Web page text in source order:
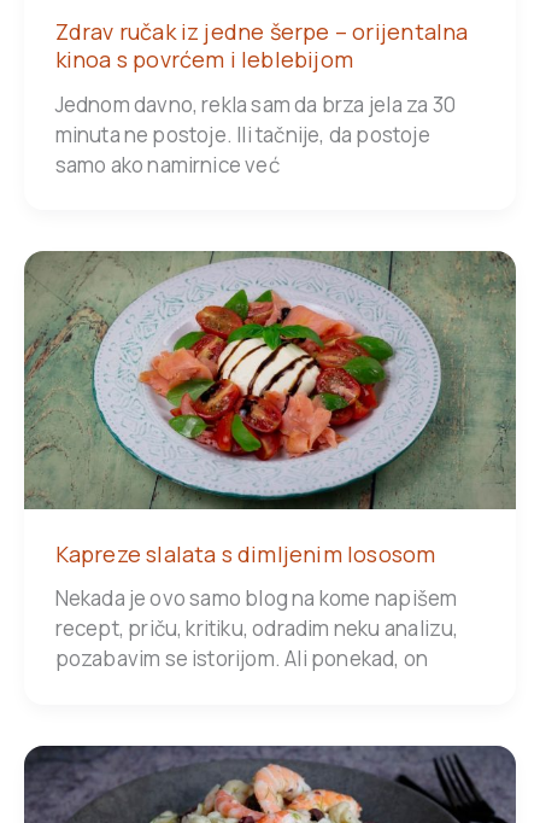
Zdrav ručak iz jedne šerpe – orijentalna
kinoa s povrćem i leblebijom
Jednom davno, rekla sam da brza jela za 30
minuta ne postoje. Ili tačnije, da postoje
samo ako namirnice već
Kapreze slalata s dimljenim lososom
Nekada je ovo samo blog na kome napišem
recept, priču, kritiku, odradim neku analizu,
pozabavim se istorijom. Ali ponekad, on